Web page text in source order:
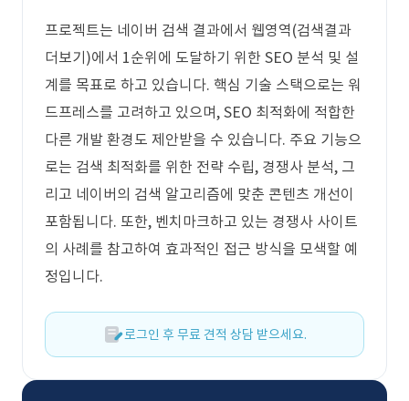
프로젝트는 네이버 검색 결과에서 웹영역(검색결과
더보기)에서 1순위에 도달하기 위한 SEO 분석 및 설
계를 목표로 하고 있습니다. 핵심 기술 스택으로는 워
드프레스를 고려하고 있으며, SEO 최적화에 적합한
다른 개발 환경도 제안받을 수 있습니다. 주요 기능으
로는 검색 최적화를 위한 전략 수립, 경쟁사 분석, 그
리고 네이버의 검색 알고리즘에 맞춘 콘텐츠 개선이
포함됩니다. 또한, 벤치마크하고 있는 경쟁사 사이트
의 사례를 참고하여 효과적인 접근 방식을 모색할 예
정입니다.
로그인 후 무료 견적 상담 받으세요.